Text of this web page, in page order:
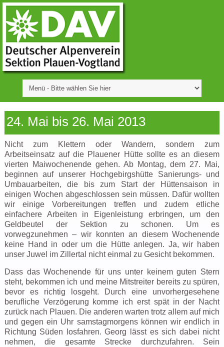
24. Mai bis 26. Mai 2013
Nicht zum Klettern oder Wandern, sondern zum
Arbeitseinsatz auf die Plauener Hütte sollte es an diesem
vierten Maiwochenende gehen. Ab Montag, dem 27. Mai,
beginnen auf unserer Hochgebirgshütte Sanierungs- und
Umbauarbeiten, die bis zum Start der Hüttensaison in
einigen Wochen abgeschlossen sein müssen. Dafür wollten
wir einige Vorbereitungen treffen und zudem etliche
einfachere Arbeiten in Eigenleistung erbringen, um den
Geldbeutel der Sektion zu schonen. Um es
vorwegzunehmen – wir konnten an diesem Wochenende
keine Hand in oder um die Hütte anlegen. Ja, wir haben
unser Juwel im Zillertal nicht einmal zu Gesicht bekommen.
Dass das Wochenende für uns unter keinem guten Stern
steht, bekommen ich und meine Mitstreiter bereits zu spüren,
bevor es richtig losgeht. Durch eine unvorhergesehene
berufliche Verzögerung komme ich erst spät in der Nacht
zurück nach Plauen. Die anderen warten trotz allem auf mich
und gegen ein Uhr samstagmorgens können wir endlich in
Richtung Süden losfahren. Georg lässt es sich dabei nicht
nehmen, die gesamte Strecke durchzufahren. Sein